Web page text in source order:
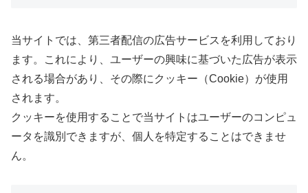
当サイトでは、第三者配信の広告サービスを利用しており
ます。これにより、ユーザーの興味に基づいた広告が表示
される場合があり、その際にクッキー（Cookie）が使用
されます。
クッキーを使用することで当サイトはユーザーのコンピュ
ータを識別できますが、個人を特定することはできませ
ん。